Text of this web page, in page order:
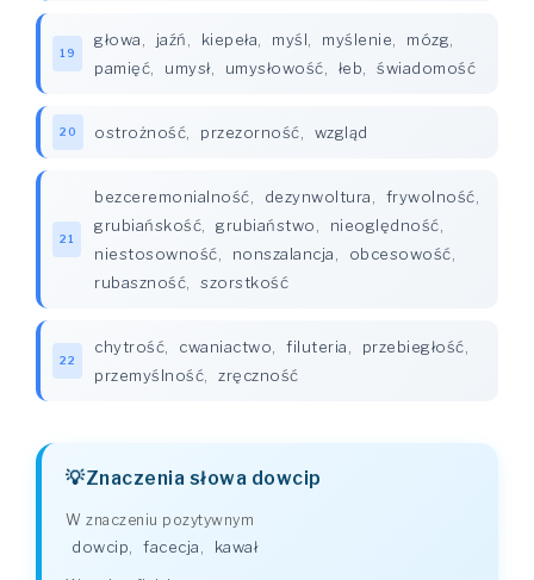
19
głowa, jaźń, kiepeła, myśl, myślenie, mózg,
pamięć, umysł, umysłowość, łeb, świadomość
20 ostrożność, przezorność, wzgląd
21
bezceremonialność, dezynwoltura, frywolność,
grubiańskość, grubiaństwo, nieoględność,
niestosowność, nonszalancja, obcesowość,
rubaszność, szorstkość
22
chytrość, cwaniactwo, filuteria, przebiegłość,
przemyślność, zręczność
Znaczenia słowa dowcip
W znaczeniu pozytywnym
dowcip facecja kawał